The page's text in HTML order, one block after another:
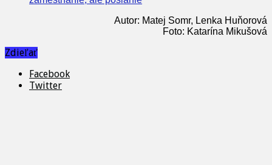
Autor: Matej Somr, Lenka Huňorová
Foto: Katarína Mikušová
Zdieľať
Facebook
Twitter